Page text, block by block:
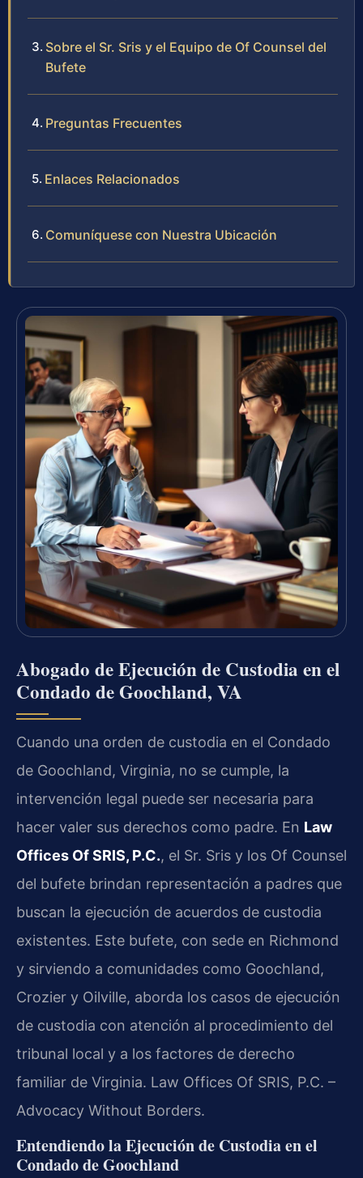
Sobre el Sr. Sris y el Equipo de Of Counsel del
Bufete
Preguntas Frecuentes
Enlaces Relacionados
Comuníquese con Nuestra Ubicación
Abogado de Ejecución de Custodia en el
Condado de Goochland, VA
Cuando una orden de custodia en el Condado
de Goochland, Virginia, no se cumple, la
intervención legal puede ser necesaria para
hacer valer sus derechos como padre. En Law
Offices Of SRIS, P.C., el Sr. Sris y los Of Counsel
del bufete brindan representación a padres que
buscan la ejecución de acuerdos de custodia
existentes. Este bufete, con sede en Richmond
y sirviendo a comunidades como Goochland,
Crozier y Oilville, aborda los casos de ejecución
de custodia con atención al procedimiento del
tribunal local y a los factores de derecho
familiar de Virginia. Law Offices Of SRIS, P.C. –
Advocacy Without Borders.
Entendiendo la Ejecución de Custodia en el
Condado de Goochland